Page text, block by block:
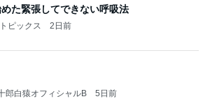
た緊張してできない呼吸法
ピックス 2日前
郎白猿オフィシャルB 5日前